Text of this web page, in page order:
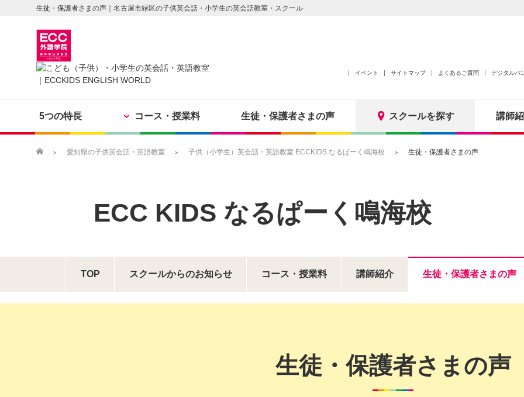
生徒・保護者さまの声｜名古屋市緑区の子供英会話・小学生の英会話教室・スクール
イベント サイトマップ よくあるご質問 デジタルパ
5つの特長 コース・授業料 生徒・保護者さまの声 スクールを探す 講師
愛知県の子供英会話・英語教室 子供（小学生）英会話・英語教室 ECCKIDS なるぱーく鳴海校 生徒・保護者さまの声
ECC KIDS なるぱーく鳴海校
TOP スクールからのお知らせ コース・授業料 講師紹介 生徒・保護者さまの声
生徒・保護者さまの声